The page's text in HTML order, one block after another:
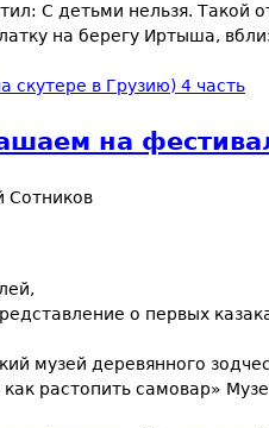
С детьми нельзя.
на берегу Иртыша,
cкутере в Грузию) 4 часть
на
Сотников
о первых
музей деревянного
растопить самовар»